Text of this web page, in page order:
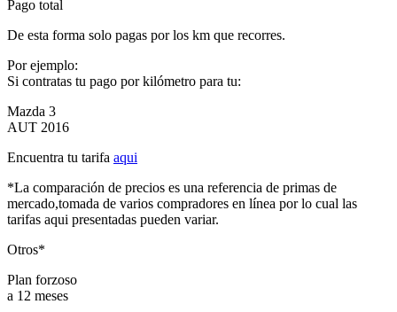
Pago total
De esta forma solo pagas por los km que recorres.
Por ejemplo:
Si contratas tu pago por kilómetro para tu:
Mazda 3
AUT 2016
Encuentra tu tarifa aqui
*La comparación de precios es una referencia de primas de
mercado,tomada de varios compradores en línea por lo cual las
tarifas aqui presentadas pueden variar.
Otros*
Plan forzoso
a 12 meses